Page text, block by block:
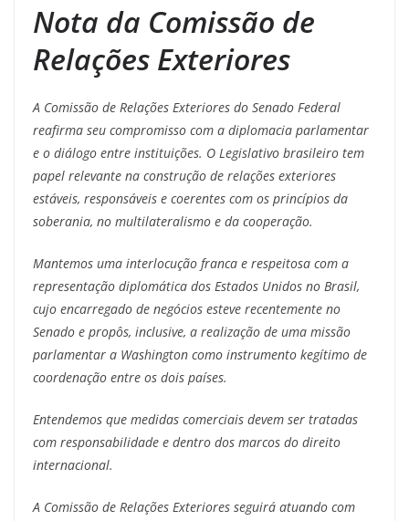
Nota da Comissão de
Relações Exteriores
A Comissão de Relações Exteriores do Senado Federal
reafirma seu compromisso com a diplomacia parlamentar
e o diálogo entre instituições. O Legislativo brasileiro tem
papel relevante na construção de relações exteriores
estáveis, responsáveis e coerentes com os princípios da
soberania, no multilateralismo e da cooperação.
Mantemos uma interlocução franca e respeitosa com a
representação diplomática dos Estados Unidos no Brasil,
cujo encarregado de negócios esteve recentemente no
Senado e propôs, inclusive, a realização de uma missão
parlamentar a Washington como instrumento kegítimo de
coordenação entre os dois países.
Entendemos que medidas comerciais devem ser tratadas
com responsabilidade e dentro dos marcos do direito
internacional.
A Comissão de Relações Exteriores seguirá atuando com